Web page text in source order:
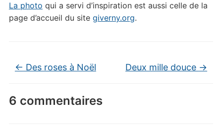
La photo qui a servi d’inspiration est aussi celle de la
page d’accueil du site giverny.org.
← Des roses à Noël Deux mille douce →
6 commentaires